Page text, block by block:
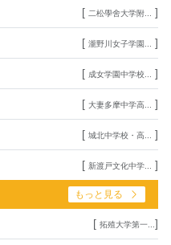
[ 二松學舍大学附... ]
[ 瀧野川女子学園... ]
[ 成女学園中学校... ]
[ 大妻多摩中学高... ]
[ 城北中学校・高... ]
[ 新渡戸文化中学... ]
もっと見る
[ 拓殖大学第一... ]